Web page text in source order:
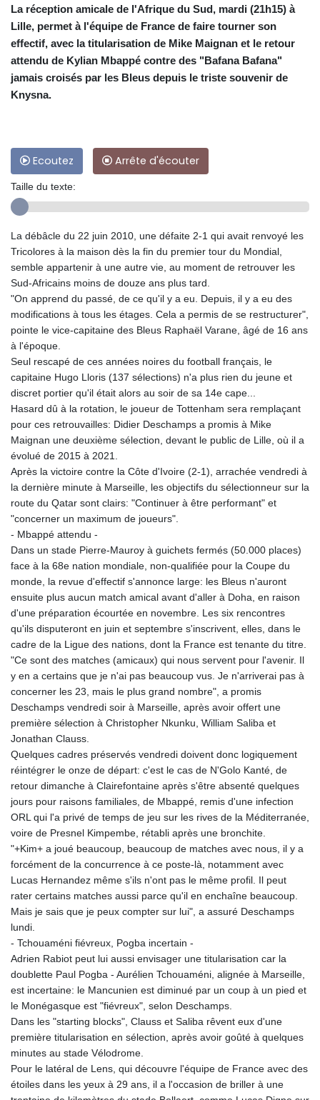
La réception amicale de l'Afrique du Sud, mardi (21h15) à
Lille, permet à l'équipe de France de faire tourner son
effectif, avec la titularisation de Mike Maignan et le retour
attendu de Kylian Mbappé contre des "Bafana Bafana"
jamais croisés par les Bleus depuis le triste souvenir de
Knysna.
Ecoutez Arrête d'écouter
Taille du texte:
La débâcle du 22 juin 2010, une défaite 2-1 qui avait renvoyé les
Tricolores à la maison dès la fin du premier tour du Mondial,
semble appartenir à une autre vie, au moment de retrouver les
Sud-Africains moins de douze ans plus tard.
"On apprend du passé, de ce qu'il y a eu. Depuis, il y a eu des
modifications à tous les étages. Cela a permis de se restructurer",
pointe le vice-capitaine des Bleus Raphaël Varane, âgé de 16 ans
à l'époque.
Seul rescapé de ces années noires du football français, le
capitaine Hugo Lloris (137 sélections) n'a plus rien du jeune et
discret portier qu'il était alors au soir de sa 14e cape...
Hasard dû à la rotation, le joueur de Tottenham sera remplaçant
pour ces retrouvailles: Didier Deschamps a promis à Mike
Maignan une deuxième sélection, devant le public de Lille, où il a
évolué de 2015 à 2021.
Après la victoire contre la Côte d'Ivoire (2-1), arrachée vendredi à
la dernière minute à Marseille, les objectifs du sélectionneur sur la
route du Qatar sont clairs: "Continuer à être performant" et
"concerner un maximum de joueurs".
- Mbappé attendu -
Dans un stade Pierre-Mauroy à guichets fermés (50.000 places)
face à la 68e nation mondiale, non-qualifiée pour la Coupe du
monde, la revue d'effectif s'annonce large: les Bleus n'auront
ensuite plus aucun match amical avant d'aller à Doha, en raison
d'une préparation écourtée en novembre. Les six rencontres
qu'ils disputeront en juin et septembre s'inscrivent, elles, dans le
cadre de la Ligue des nations, dont la France est tenante du titre.
"Ce sont des matches (amicaux) qui nous servent pour l'avenir. Il
y en a certains que je n'ai pas beaucoup vus. Je n'arriverai pas à
concerner les 23, mais le plus grand nombre", a promis
Deschamps vendredi soir à Marseille, après avoir offert une
première sélection à Christopher Nkunku, William Saliba et
Jonathan Clauss.
Quelques cadres préservés vendredi doivent donc logiquement
réintégrer le onze de départ: c'est le cas de N'Golo Kanté, de
retour dimanche à Clairefontaine après s'être absenté quelques
jours pour raisons familiales, de Mbappé, remis d'une infection
ORL qui l'a privé de temps de jeu sur les rives de la Méditerranée,
voire de Presnel Kimpembe, rétabli après une bronchite.
"+Kim+ a joué beaucoup, beaucoup de matches avec nous, il y a
forcément de la concurrence à ce poste-là, notamment avec
Lucas Hernandez même s'ils n'ont pas le même profil. Il peut
rater certains matches aussi parce qu'il en enchaîne beaucoup.
Mais je sais que je peux compter sur lui", a assuré Deschamps
lundi.
- Tchouaméni fiévreux, Pogba incertain -
Adrien Rabiot peut lui aussi envisager une titularisation car la
doublette Paul Pogba - Aurélien Tchouaméni, alignée à Marseille,
est incertaine: le Mancunien est diminué par un coup à un pied et
le Monégasque est "fiévreux", selon Deschamps.
Dans les "starting blocks", Clauss et Saliba rêvent eux d'une
première titularisation en sélection, après avoir goûté à quelques
minutes au stade Vélodrome.
Pour le latéral de Lens, qui découvre l'équipe de France avec des
étoiles dans les yeux à 29 ans, il a l'occasion de briller à une